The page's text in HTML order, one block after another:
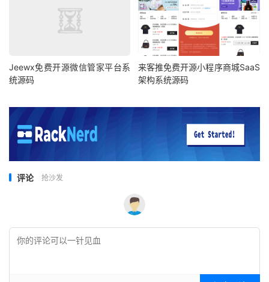
Jeewx免费开源微信管家平台系
统源码
来客推免费开源小程序商城SaaS
架构系统源码
评论 抢沙发